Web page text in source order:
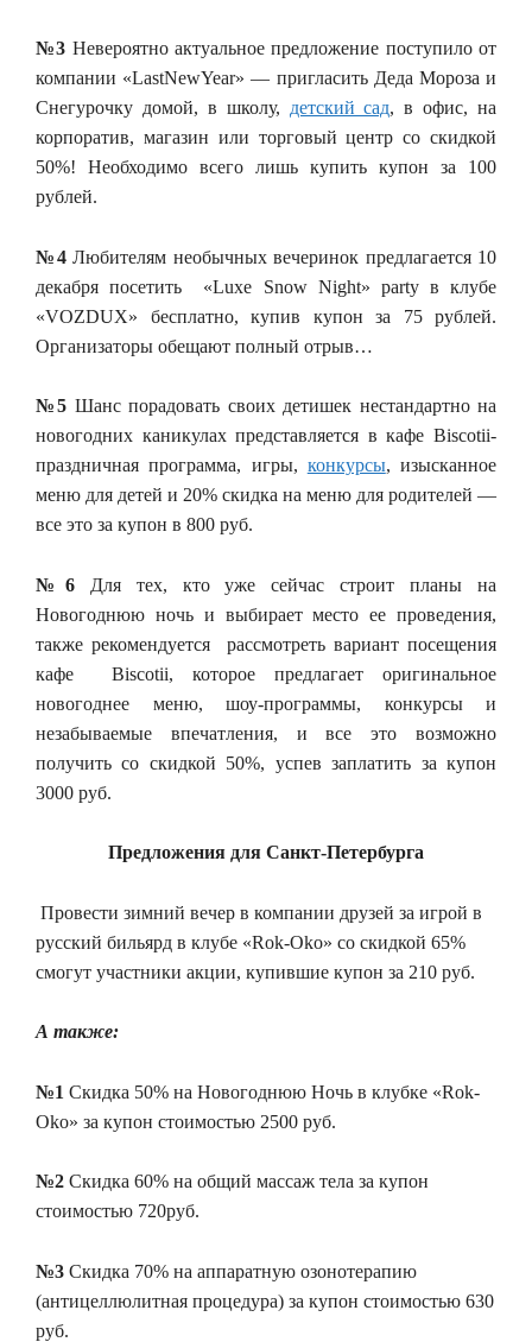
№3 Невероятно актуальное предложение поступило от
компании «LastNewYear» — пригласить Деда Мороза и
Снегурочку домой, в школу, детский сад, в офис, на
корпоратив, магазин или торговый центр со скидкой
50%! Необходимо всего лишь купить купон за 100
рублей.
№4Любителям необычных вечеринок предлагается 10
декабря посетить «Luxe Snow Night» party в клубе
«VOZDUX» бесплатно, купив купон за 75 рублей.
Организаторы обещают полный отрыв…
№5 Шанс порадовать своих детишек нестандартно на
новогодних каникулах представляется в кафе Biscotii-
праздничная программа, игры, конкурсы, изысканное
меню для детей и 20% скидка на меню для родителей —
все это за купон в 800 руб.
№6Для тех, кто уже сейчас строит планы на
Новогоднюю ночь и выбирает место ее проведения,
также рекомендуется рассмотреть вариант посещения
кафе Biscotii, которое предлагает оригинальное
новогоднее меню, шоу-программы, конкурсы и
незабываемые впечатления, и все это возможно
получить со скидкой 50%, успев заплатить за купон
3000 руб.
Предложения для Санкт-Петербурга
Провести зимний вечер в компании друзей за игрой в
русский бильярд в клубе «Rok-Oko» со скидкой 65%
смогут участники акции, купившие купон за 210 руб.
А также:
№1 Скидка 50% на Новогоднюю Ночь в клубке «Rok-
Oko» за купон стоимостью 2500 руб.
№2 Скидка 60% на общий массаж тела за купон
стоимостью 720руб.
№3 Скидка 70% на аппаратную озонотерапию
(антицеллюлитная процедура) за купон стоимостью 630
руб.